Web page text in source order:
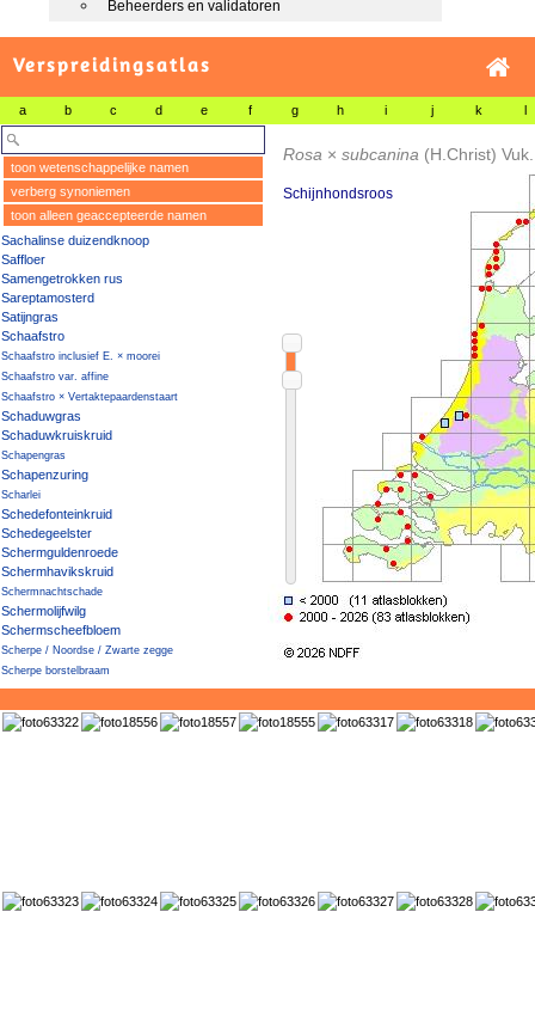
Beheerders en validatoren
Verspreidingsatlas
a b c d e f g h i j k l
toon wetenschappelijke namen
verberg synoniemen
toon alleen geaccepteerde namen
Sachalinse duizendknoop
Saffloer
Samengetrokken rus
Sareptamosterd
Satijngras
Schaafstro
Schaafstro inclusief E. × moorei
Schaafstro var. affine
Schaafstro × Vertaktepaardenstaart
Schaduwgras
Schaduwkruiskruid
Schapengras
Schapenzuring
Scharlei
Schedefonteinkruid
Schedegeelster
Schermguldenroede
Schermhavikskruid
Schermnachtschade
Schermolijfwilg
Schermscheefbloem
Scherpe / Noordse / Zwarte zegge
Scherpe borstelbraam
Scherpe boterbloem
Scherpe fijnstraal
Scherpe struweelbraam
Schietwilg
Rosa × subcanina (H.Christ) Vuk.
Schijnhondsroos